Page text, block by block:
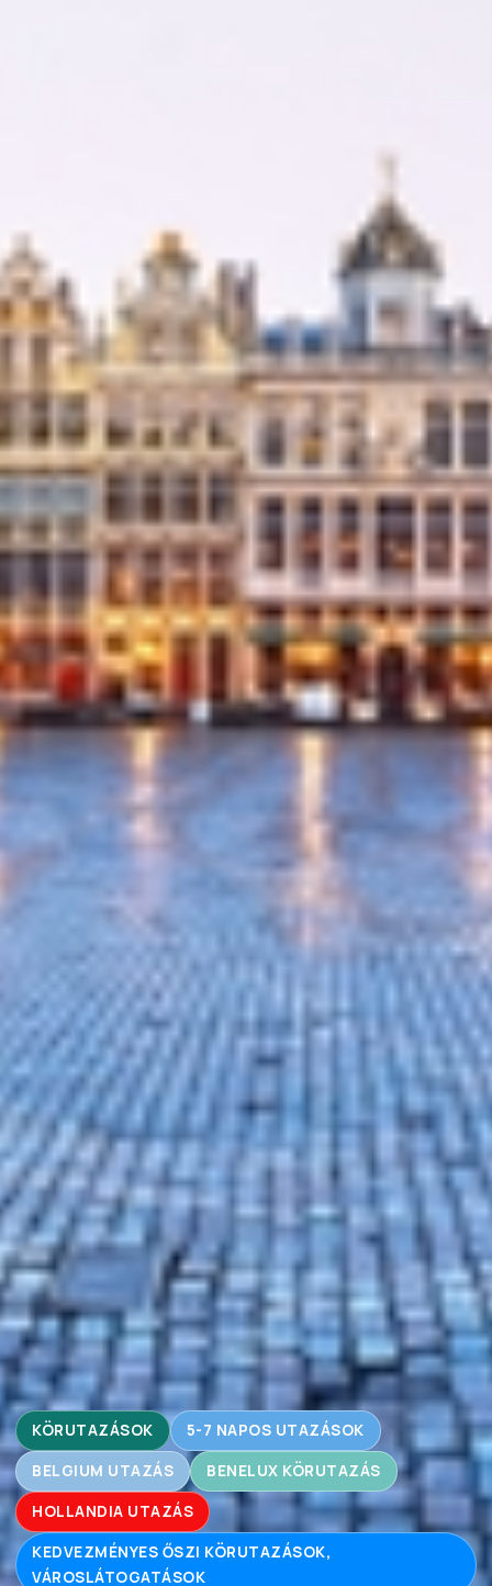
KÖRUTAZÁSOK 5-7 NAPOS UTAZÁSOK
BELGIUM UTAZÁS BENELUX KÖRUTAZÁS
HOLLANDIA UTAZÁS
KEDVEZMÉNYES ŐSZI KÖRUTAZÁSOK,
VÁROSLÁTOGATÁSOK